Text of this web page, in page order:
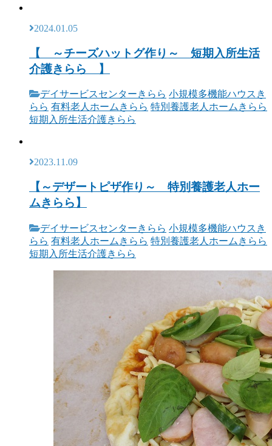
2024.01.05
【 ～チーズハットグ作り～ 短期入所生活
介護きらら 】
デイサービスセンターきらら 小規模多機能ハウスき
らら 有料老人ホームきらら 特別養護老人ホームきらら
短期入所生活介護きらら
2023.11.09
【～デザートピザ作り～ 特別養護老人ホー
ムきらら】
デイサービスセンターきらら 小規模多機能ハウスき
らら 有料老人ホームきらら 特別養護老人ホームきらら
短期入所生活介護きらら